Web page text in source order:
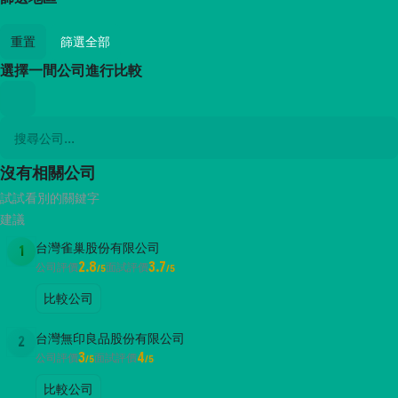
重置 篩選全部
選擇一間公司進行比較
沒有相關公司
試試看別的關鍵字
建議
1 台灣雀巢股份有限公司
公司評價2.8/5面試評價3.7/5
比較公司
2 台灣無印良品股份有限公司
公司評價3/5面試評價4/5
比較公司